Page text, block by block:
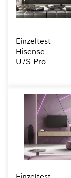
Einzeltest
Hisense
U7S Pro